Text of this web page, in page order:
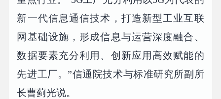
新一代信息通信技术，打造新型工业互联
网基础设施，形成信息与运营深度融合、
数据要素充分利用、创新应用高效赋能的
先进工厂。”信通院技术与标准研究所副所
长曹蓟光说。